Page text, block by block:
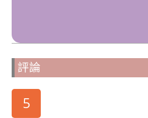
評論
5